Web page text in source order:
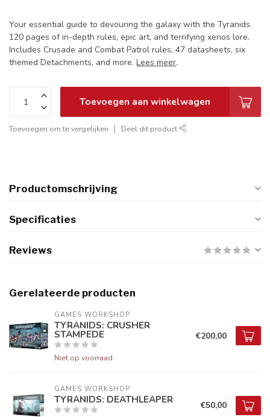
Your essential guide to devouring the galaxy with the Tyranids.
120 pages of in-depth rules, epic art, and terrifying xenos lore.
Includes Crusade and Combat Patrol rules, 47 datasheets, six
themed Detachments, and more. Lees meer.
Toevoegen aan winkelwagen
Toevoegen om te vergelijken Deel dit product
Productomschrijving
Specificaties
Reviews
Gerelateerde producten
GAMES WORKSHOP
TYRANIDS: CRUSHER
STAMPEDE
Niet op voorraad
€200,00
GAMES WORKSHOP
TYRANIDS: DEATHLEAPER €50,00